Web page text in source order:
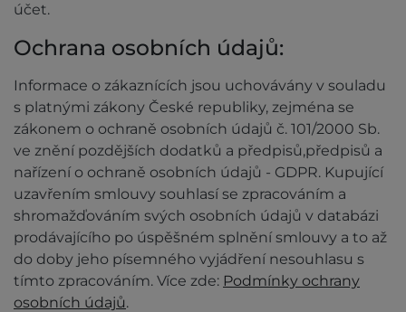
účet.
Ochrana osobních údajů:
Informace o zákaznících jsou uchovávány v souladu
s platnými zákony České republiky, zejména se
zákonem o ochraně osobních údajů č. 101/2000 Sb.
ve znění pozdějších dodatků a předpisů,předpisů a
nařízení o ochraně osobních údajů - GDPR. Kupující
uzavřením smlouvy souhlasí se zpracováním a
shromažďováním svých osobních údajů v databázi
prodávajícího po úspěšném splnění smlouvy a to až
do doby jeho písemného vyjádření nesouhlasu s
tímto zpracováním. Více zde: Podmínky ochrany
osobních údajů.